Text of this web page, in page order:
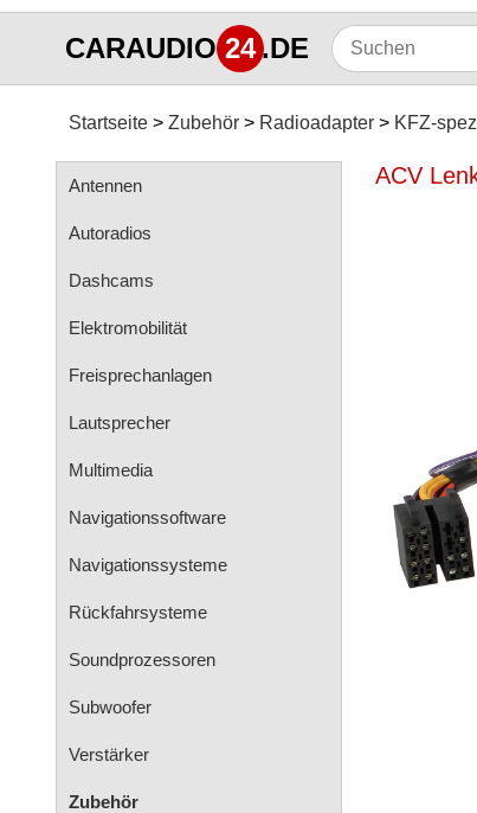
CARAUDIO 24.DE
Startseite Zubehör Radioadapter KFZ-
Antennen
Autoradios
Dashcams
Elektromobilität
Freisprechanlagen
Lautsprecher
Multimedia
Navigationssoftware
Navigationssysteme
Rückfahrsysteme
Soundprozessoren
Subwoofer
Verstärker
Zubehör
ACV